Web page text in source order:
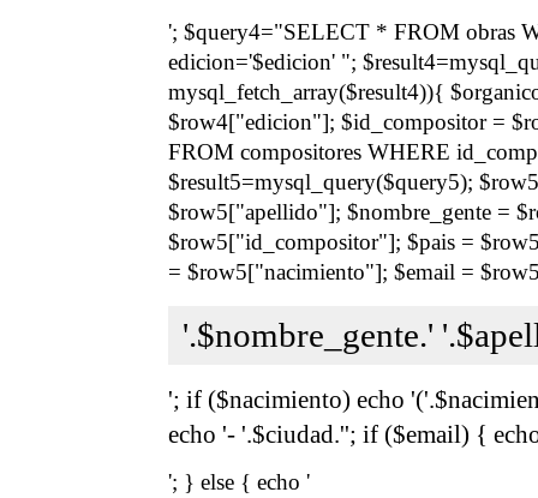
'; $query4="SELECT * FROM obras
edicion='$edicion' ";
mysql_fetch_array($result4)){
$row4["edicion"]; $id_compositor =
FROM compositores WHERE
$result5=mysql_query($query5);
$row5["apellido"]; $nombre_gente =
$row5["id_compositor"]; $pais =
= $row5["nacimiento"]; $email =
'.$nombre_gente.'
'; if ($nacimiento) echo
echo '- '.$ciudad.''; if ($email) {
'; } else { echo '